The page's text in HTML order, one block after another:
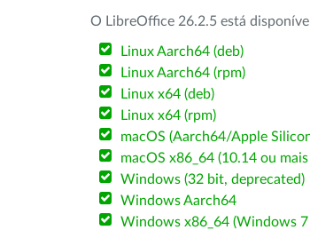
O LibreOffice 26.2.5 está
Linux Aarch64 (deb)
Linux Aarch64 (rpm)
Linux x64 (deb)
Linux x64 (rpm)
macOS (Aarch64/Apple
macOS x86_64 (10.14 ou
Windows (32 bit, deprecated)
Windows Aarch64
Windows x86_64 (Windows 7